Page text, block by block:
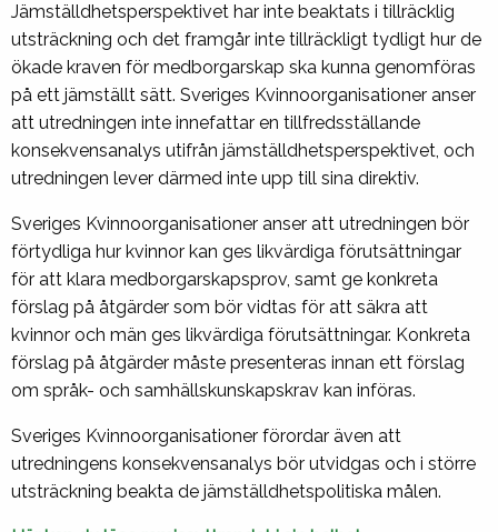
Jämställdhetsperspektivet har inte beaktats i tillräcklig
utsträckning och det framgår inte tillräckligt tydligt hur de
ökade kraven för medborgarskap ska kunna genomföras
på ett jämställt sätt. Sveriges Kvinnoorganisationer anser
att utredningen inte innefattar en tillfredsställande
konsekvensanalys utifrån jämställdhetsperspektivet, och
utredningen lever därmed inte upp till sina direktiv.
Sveriges Kvinnoorganisationer anser att utredningen bör
förtydliga hur kvinnor kan ges likvärdiga förutsättningar
för att klara medborgarskapsprov, samt ge konkreta
förslag på åtgärder som bör vidtas för att säkra att
kvinnor och män ges likvärdiga förutsättningar. Konkreta
förslag på åtgärder måste presenteras innan ett förslag
om språk- och samhällskunskapskrav kan införas.
Sveriges Kvinnoorganisationer förordar även att
utredningens konsekvensanalys bör utvidgas och i större
utsträckning beakta de jämställdhetspolitiska målen.